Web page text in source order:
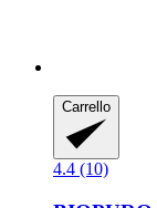
Carrello
4.4 (10)